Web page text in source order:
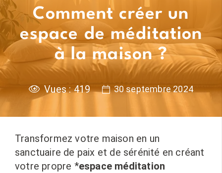
Comment créer un
espace de méditation
à la maison ?
Vues :419 30 septembre 2024
Transformez votre maison en un
sanctuaire de paix et de sérénité en créant
votre propre *espace méditation